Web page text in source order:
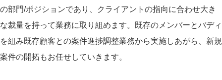
の部門/ポジションであり、クライアントの指向に合わせ大き
な裁量を持って業務に取り組めます。既存のメンバーとバディ
を組み既存顧客との案件進捗調整業務から実施しあがら、新規
案件の開拓もお任せしていきます。